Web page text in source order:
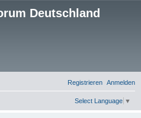
Deutschland
Anmelden
Registrieren
Select Language ▼